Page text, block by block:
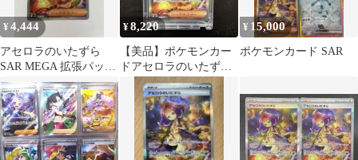
¥4,444
アセロラのいたずら
SAR MEGA 拡張パック
メガシンフォニア キラ
09…
¥8,220
【美品】ポケモンカー
ドアセロラのいたずら
SAR➕おまけカード20
¥ 15,000
ポケモンカード SAR